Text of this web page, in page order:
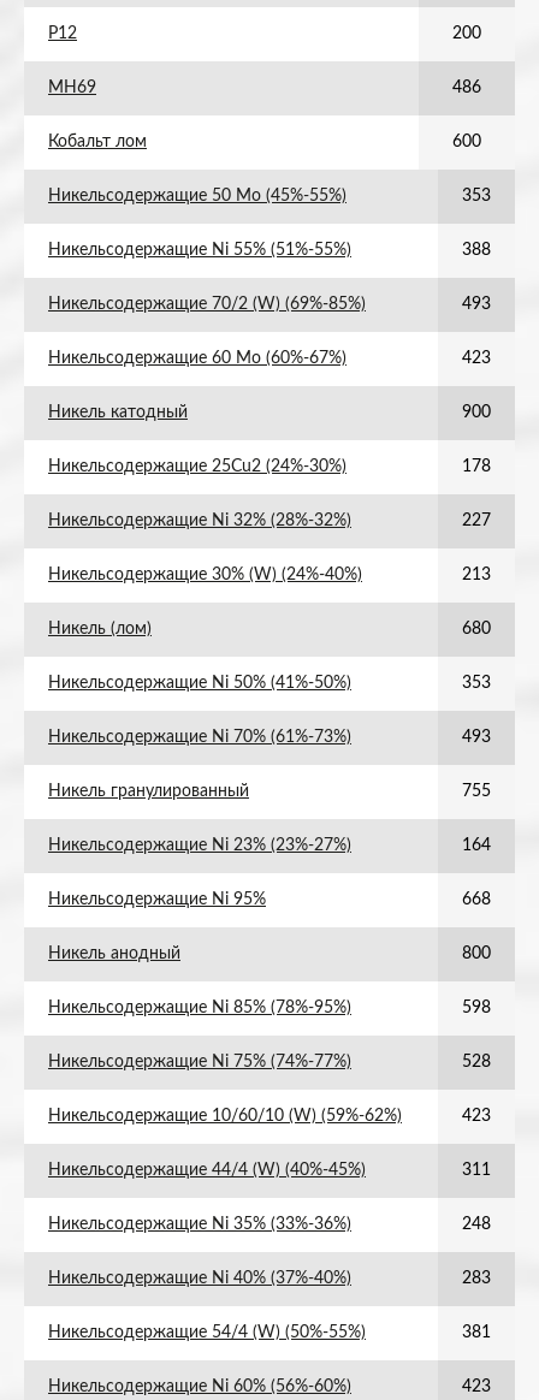
Р12 200
МН69 486
Кобальт лом 600
Никельсодержащие 50 Мо (45%-55%) 353
Никельсодержащие Ni 55% (51%-55%) 388
Никельсодержащие 70/2 (W) (69%-85%) 493
Никельсодержащие 60 Мо (60%-67%) 423
Никель катодный 900
Никельсодержащие 25Cu2 (24%-30%) 178
Никельсодержащие Ni 32% (28%-32%) 227
Никельсодержащие 30% (W) (24%-40%) 213
Никель (лом) 680
Никельсодержащие Ni 50% (41%-50%) 353
Никельсодержащие Ni 70% (61%-73%) 493
Никель гранулированный 755
Никельсодержащие Ni 23% (23%-27%) 164
Никельсодержащие Ni 95% 668
Никель анодный 800
Никельсодержащие Ni 85% (78%-95%) 598
Никельсодержащие Ni 75% (74%-77%) 528
Никельсодержащие 10/60/10 (W) (59%-62%) 423
Никельсодержащие 44/4 (W) (40%-45%) 311
Никельсодержащие Ni 35% (33%-36%) 248
Никельсодержащие Ni 40% (37%-40%) 283
Никельсодержащие 54/4 (W) (50%-55%) 381
Никельсодержащие Ni 60% (56%-60%) 423